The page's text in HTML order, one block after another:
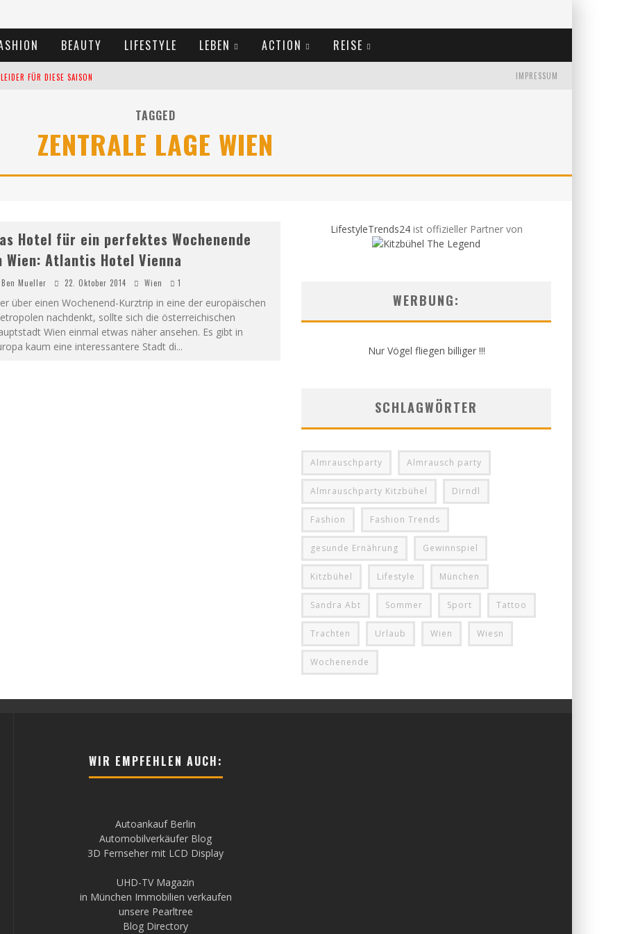
BEAUTY LIFESTYLE LEBEN ACTION REISE
FÜR DIESE SAISON IMPRESSUM
TAGGED
ZENTRALE LAGE WIEN
Hotel für ein perfektes Wochenende
Wien: Atlantis Hotel Vienna
Ben Mueller 22. Oktober 2014 Wien 1
über einen Wochenend-Kurztrip in eine der europäischen
nachdenkt, sollte sich die österreichischen
Wien einmal etwas näher ansehen. Es gibt in
kaum eine interessantere Stadt di...
LifestyleTrends24ist offizieller Partner von
WERBUNG:
Nur Vögel fliegen billiger !!!
SCHLAGWÖRTER
Almrauschparty Almrausch party
Almrauschparty Kitzbühel Dirndl
Fashion Fashion Trends
gesunde Ernährung Gewinnspiel
Kitzbühel Lifestyle München
Sandra Abt Sommer Sport Tattoo
Trachten Urlaub Wien Wiesn
Wochenende
WIR EMPFEHLEN AUCH:
Autoankauf Berlin
Automobilverkäufer Blog
3D Fernseher mit LCD Display
UHD-TV Magazin
in München Immobilien verkaufen
unsere Pearltree
Blog Directory